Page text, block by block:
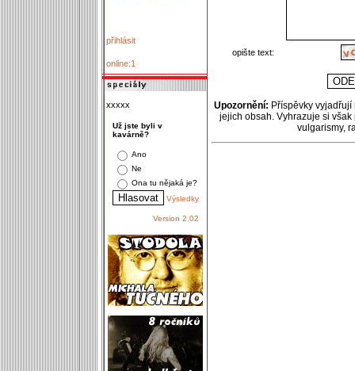
přihlásit
online:1
xxxxx
Už jste byli v
kavárně?
Ano
Ne
Ona tu nějaká je?
Výsledky
Version 2.02
opište text:
Upozornění: Příspěvky
jejich obsah. Vyhrazuje si
vulgarismy,